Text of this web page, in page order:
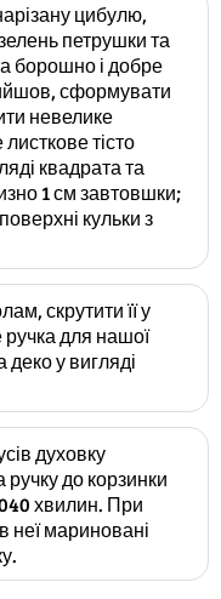
цибулю,
петрушки та
борошно і добре
сформувати
невелике
тісто
квадрата та
1 см завтовшки;
кульки з
скрутити її у
ручка для нашої
деко у вигляді
духовку
до корзинки
хвилин. При
неї мариновані